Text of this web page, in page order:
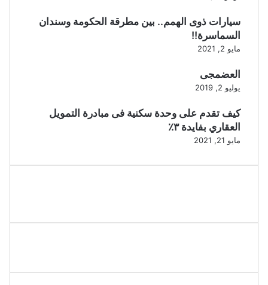
سيارات ذوى الهمم.. بين مطرقة الحكومة وسندان
السماسرة!!
مايو 2, 2021
العضمجى
يوليو 2, 2019
كيف تقدم على وحدة سكنية فى مبادرة التمويل
العقاري بفايدة ٣٪
مايو 21, 2021